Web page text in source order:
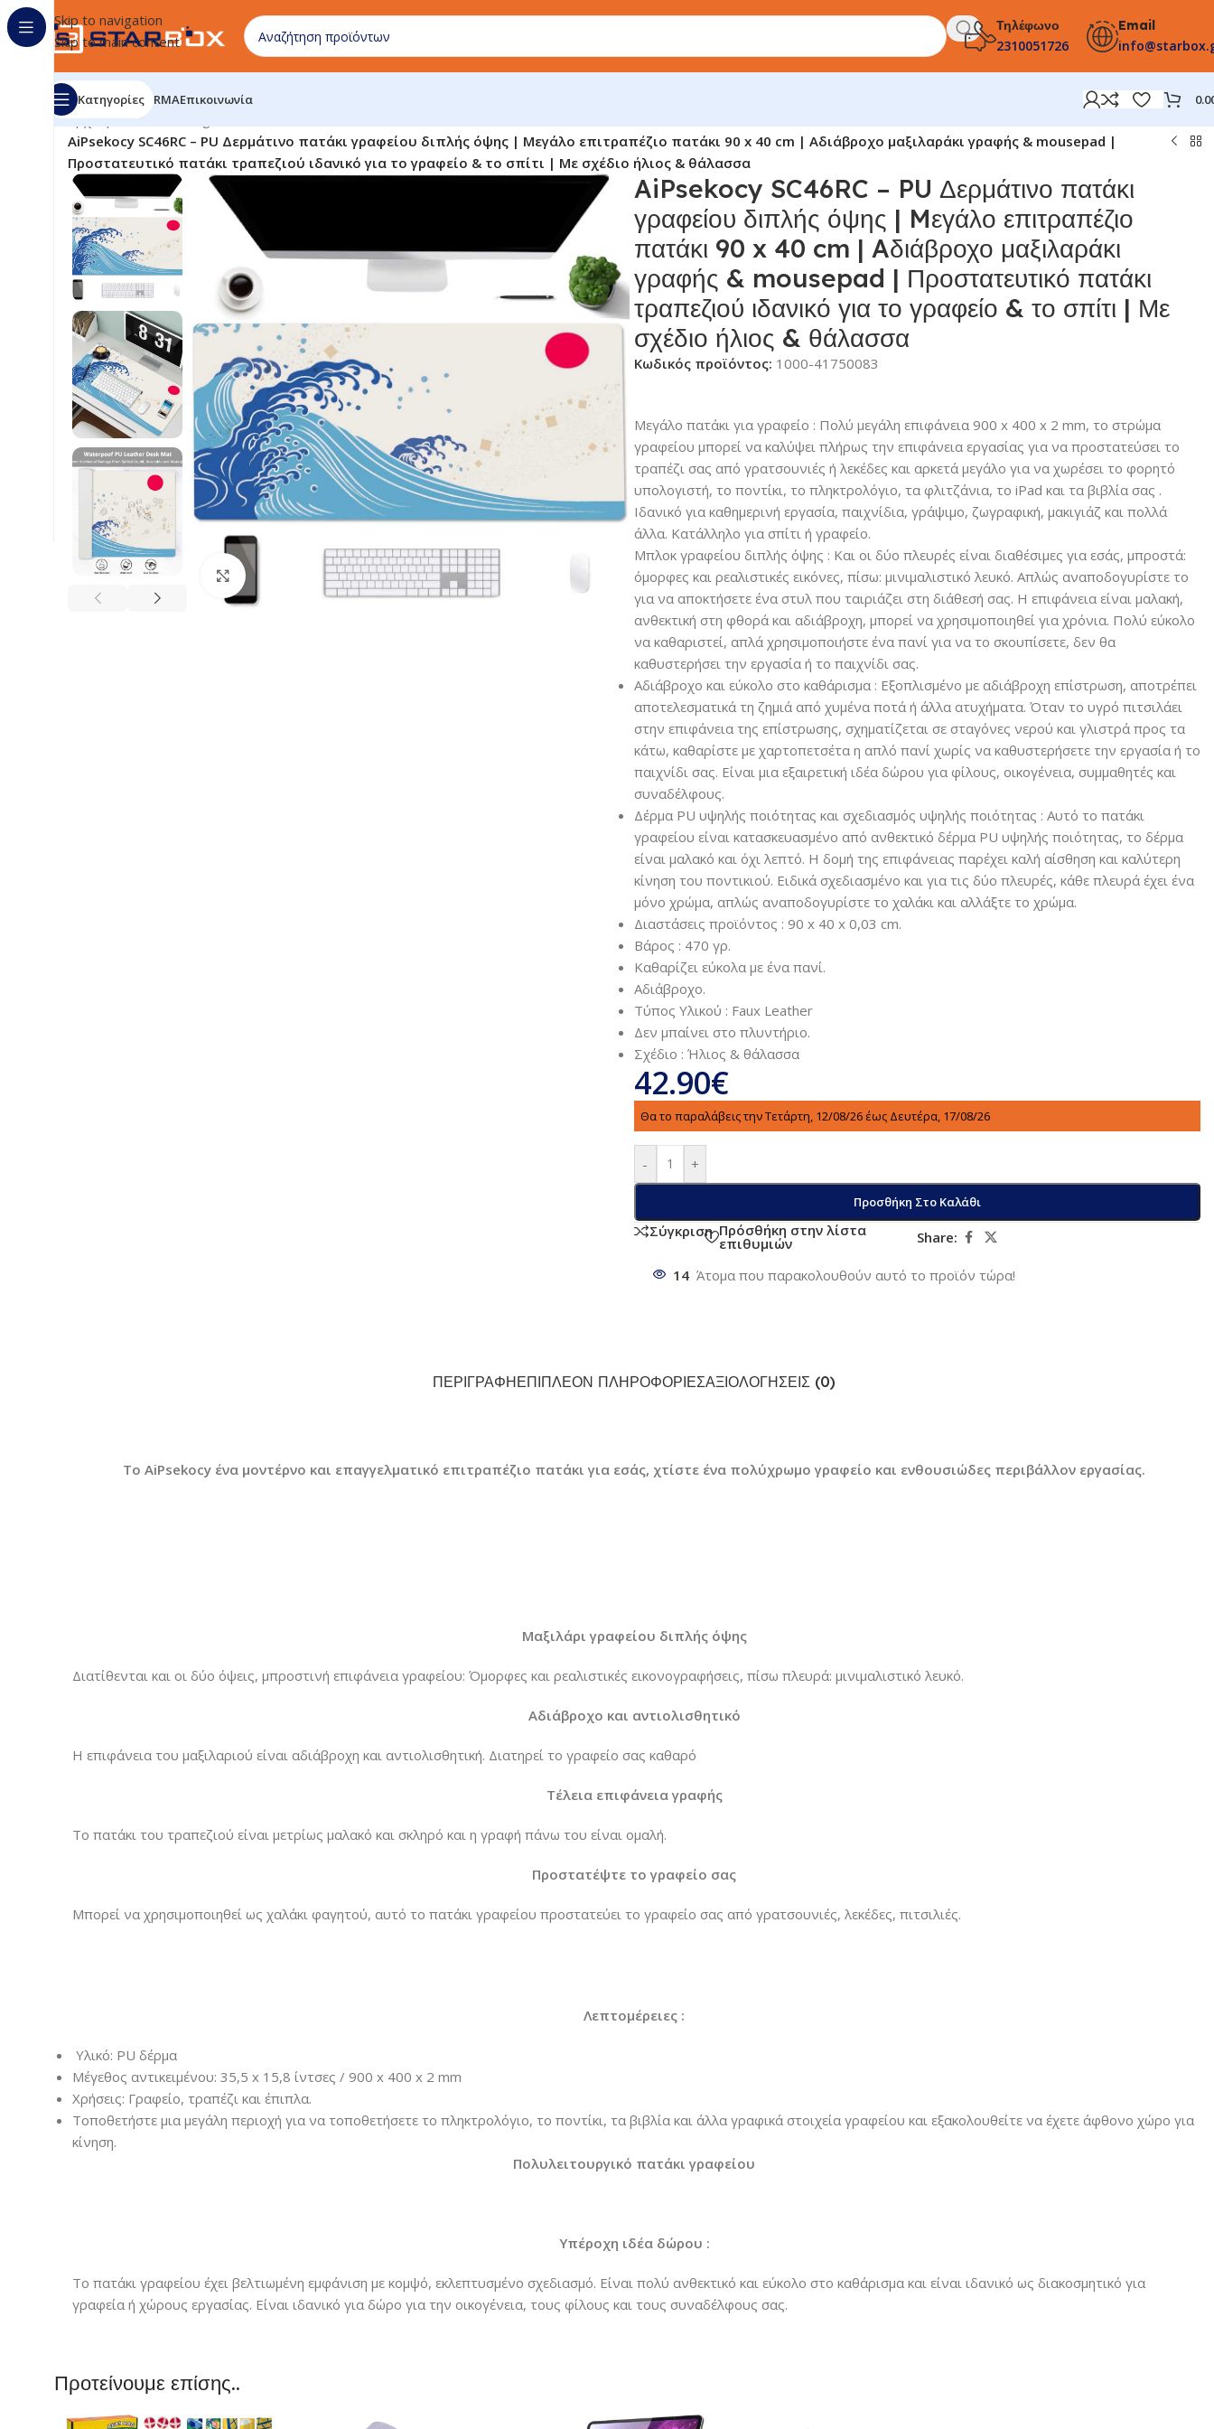
Skip to navigation
Skip to main content
Τηλέφωνο
2310051726
Email
Κατηγορίες RMAΕπικοινωνία
Αρχική σελίδα
AiPsekocy SC46RC – PU Δερμάτινο πατάκι γραφείου διπλής όψης | Mεγάλο επιτραπέζιο πατάκι 90 x 40 cm | Aδιάβροχο μαξιλαράκι γραφής & mousepad |
Προστατευτικό πατάκι τραπεζιού ιδανικό για το γραφείο & το σπίτι | Με σχέδιο ήλιος & θάλασσα
Κλικ για μεγέθυνση
AiPsekocy SC46RC – PU Δερμάτινο πατάκι
γραφείου διπλής όψης | Mεγάλο επιτραπέζιο
πατάκι 90 x 40 cm | Aδιάβροχο μαξιλαράκι
γραφής & mousepad | Προστατευτικό πατάκι
τραπεζιού ιδανικό για το γραφείο & το σπίτι | Με
σχέδιο ήλιος & θάλασσα
Κωδικός προϊόντος: 1000-41750083
Μεγάλο πατάκι για γραφείο : Πολύ μεγάλη επιφάνεια 900 x 400 x 2 mm, το στρώμα
γραφείου μπορεί να καλύψει πλήρως την επιφάνεια εργασίας για να προστατεύσει το
τραπέζι σας από γρατσουνιές ή λεκέδες και αρκετά μεγάλο για να χωρέσει το φορητό
υπολογιστή, το ποντίκι, το πληκτρολόγιο, τα φλιτζάνια, το iPad και τα βιβλία σας .
Ιδανικό για καθημερινή εργασία, παιχνίδια, γράψιμο, ζωγραφική, μακιγιάζ και πολλά
άλλα. Κατάλληλο για σπίτι ή γραφείο.
Μπλοκ γραφείου διπλής όψης : Και οι δύο πλευρές είναι διαθέσιμες για εσάς, μπροστά:
όμορφες και ρεαλιστικές εικόνες, πίσω: μινιμαλιστικό λευκό. Απλώς αναποδογυρίστε το
για να αποκτήσετε ένα στυλ που ταιριάζει στη διάθεσή σας. Η επιφάνεια είναι μαλακή,
ανθεκτική στη φθορά και αδιάβροχη, μπορεί να χρησιμοποιηθεί για χρόνια. Πολύ εύκολο
να καθαριστεί, απλά χρησιμοποιήστε ένα πανί για να το σκουπίσετε, δεν θα
καθυστερήσει την εργασία ή το παιχνίδι σας.
Αδιάβροχο και εύκολο στο καθάρισμα : Εξοπλισμένο με αδιάβροχη επίστρωση, αποτρέπει
αποτελεσματικά τη ζημιά από χυμένα ποτά ή άλλα ατυχήματα. Όταν το υγρό πιτσιλάει
στην επιφάνεια της επίστρωσης, σχηματίζεται σε σταγόνες νερού και γλιστρά προς τα
κάτω, καθαρίστε με χαρτοπετσέτα η απλό πανί χωρίς να καθυστερήσετε την εργασία ή το
παιχνίδι σας. Είναι μια εξαιρετική ιδέα δώρου για φίλους, οικογένεια, συμμαθητές και
συναδέλφους.
Δέρμα PU υψηλής ποιότητας και σχεδιασμός υψηλής ποιότητας : Αυτό το πατάκι
γραφείου είναι κατασκευασμένο από ανθεκτικό δέρμα PU υψηλής ποιότητας, το δέρμα
είναι μαλακό και όχι λεπτό. Η δομή της επιφάνειας παρέχει καλή αίσθηση και καλύτερη
κίνηση του ποντικιού. Ειδικά σχεδιασμένο και για τις δύο πλευρές, κάθε πλευρά έχει ένα
μόνο χρώμα, απλώς αναποδογυρίστε το χαλάκι και αλλάξτε το χρώμα.
Διαστάσεις προϊόντος : ‎90 x 40 x 0,03 cm.
Βάρος : 470 γρ.
Καθαρίζει εύκολα με ένα πανί.
Αδιάβροχο.
Τύπος Υλικού : Faux Leather
Δεν μπαίνει στο πλυντήριο.
Σχέδιο : Ήλιος & θάλασσα
42.90€
Θα το παραλάβεις την Τετάρτη, 12/08/26 έως Δευτέρα, 17/08/26
- +
Προσθήκη Στο Καλάθι
Σύγκριση Πρόσθήκη στην λίστα
επιθυμιών Share:
14 Άτομα που παρακολουθούν αυτό το προϊόν τώρα!
ΠΕΡΙΓΡΑΦΉΕΠΙΠΛΈΟΝ ΠΛΗΡΟΦΟΡΊΕΣΑΞΙΟΛΟΓΉΣΕΙΣ (0)
Το AiPsekocy ένα μοντέρνο και επαγγελματικό επιτραπέζιο πατάκι για εσάς, χτίστε ένα πολύχρωμο γραφείο και ενθουσιώδες περιβάλλον εργασίας.
Μαξιλάρι γραφείου διπλής όψης
Διατίθενται και οι δύο όψεις, μπροστινή επιφάνεια γραφείου: Όμορφες και ρεαλιστικές εικονογραφήσεις, πίσω πλευρά: μινιμαλιστικό λευκό.
Αδιάβροχο και αντιολισθητικό
Η επιφάνεια του μαξιλαριού είναι αδιάβροχη και αντιολισθητική. Διατηρεί το γραφείο σας καθαρό
Τέλεια επιφάνεια γραφής
Το πατάκι του τραπεζιού είναι μετρίως μαλακό και σκληρό και η γραφή πάνω του είναι ομαλή.
Προστατέψτε το γραφείο σας
Μπορεί να χρησιμοποιηθεί ως χαλάκι φαγητού, αυτό το πατάκι γραφείου προστατεύει το γραφείο σας από γρατσουνιές, λεκέδες, πιτσιλιές.
Λεπτομέρειες :
Υλικό: PU δέρμα
Μέγεθος αντικειμένου: 35,5 x 15,8 ίντσες / 900 x 400 x 2 mm
Χρήσεις: Γραφείο, τραπέζι και έπιπλα.
Τοποθετήστε μια μεγάλη περιοχή για να τοποθετήσετε το πληκτρολόγιο, το ποντίκι, τα βιβλία και άλλα γραφικά στοιχεία γραφείου και εξακολουθείτε να έχετε άφθονο χώρο για
κίνηση.
Πολυλειτουργικό πατάκι γραφείου
Υπέροχη ιδέα δώρου :
Το πατάκι γραφείου έχει βελτιωμένη εμφάνιση με κομψό, εκλεπτυσμένο σχεδιασμό. Είναι πολύ ανθεκτικό και εύκολο στο καθάρισμα και είναι ιδανικό ως διακοσμητικό για
γραφεία ή χώρους εργασίας. Είναι ιδανικό για δώρο για την οικογένεια, τους φίλους και τους συναδέλφους σας.
Προτείνουμε επίσης..